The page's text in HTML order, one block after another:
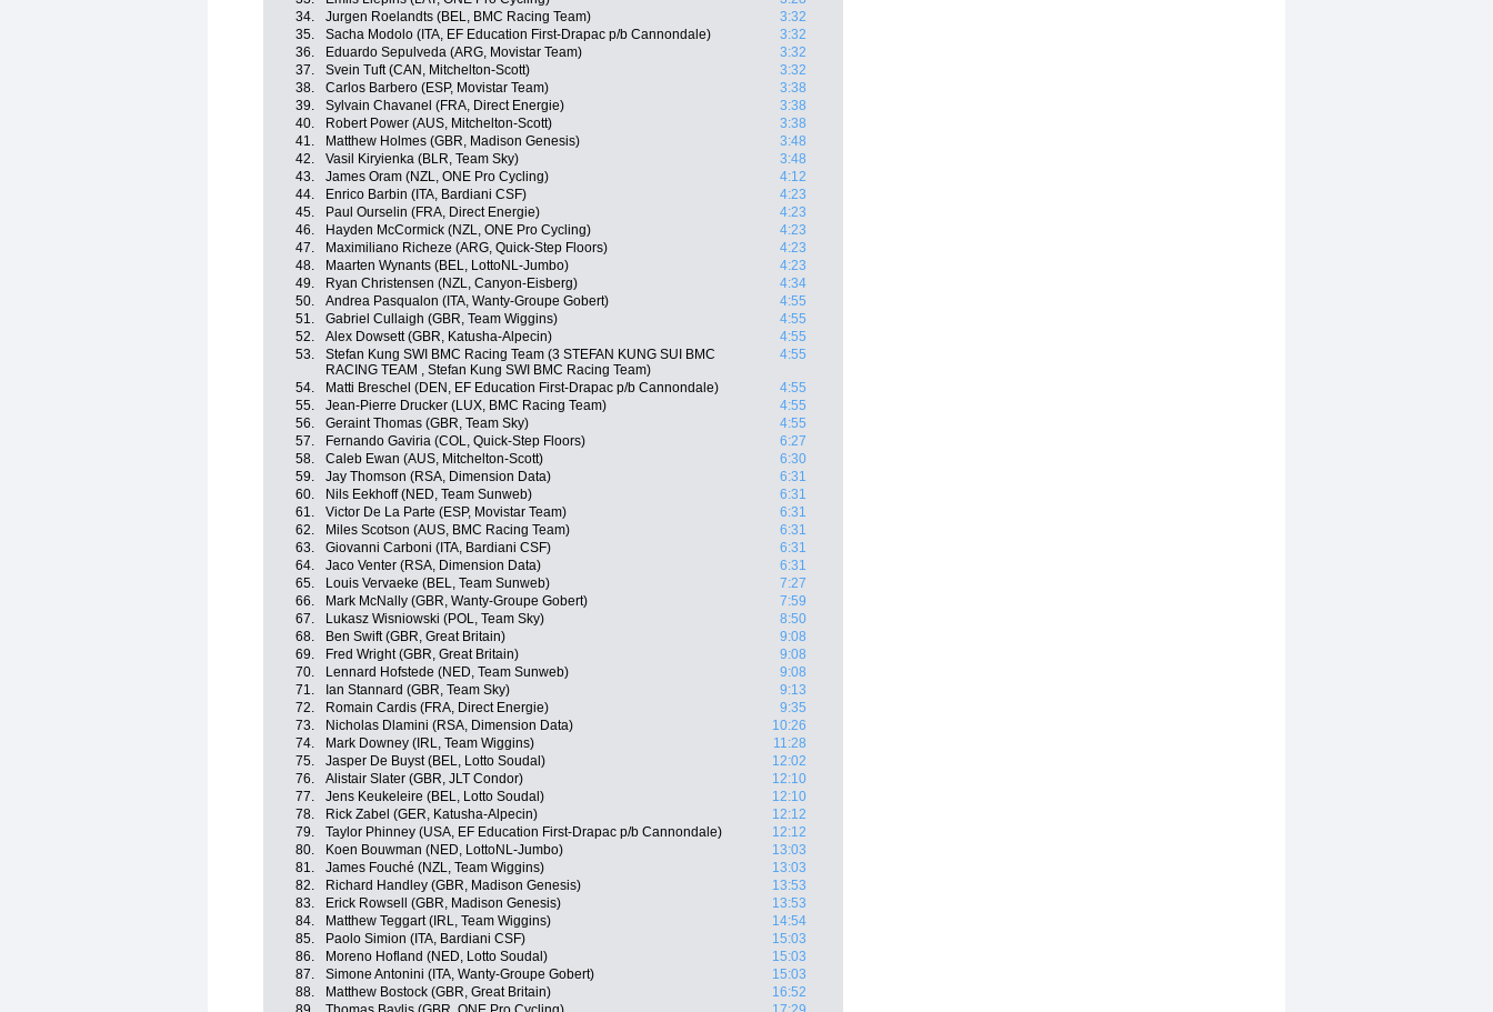
34.
Jurgen Roelandts (BEL, BMC Racing Team)
3:32
35.
Sacha Modolo (ITA, EF Education First-Drapac p/b Cannondale)
3:32
36.
Eduardo Sepulveda (ARG, Movistar Team)
3:32
37.
Svein Tuft (CAN, Mitchelton-Scott)
3:32
38.
Carlos Barbero (ESP, Movistar Team)
3:38
39.
Sylvain Chavanel (FRA, Direct Energie)
3:38
40.
Robert Power (AUS, Mitchelton-Scott)
3:38
41.
Matthew Holmes (GBR, Madison Genesis)
3:48
42.
Vasil Kiryienka (BLR, Team Sky)
3:48
43.
James Oram (NZL, ONE Pro Cycling)
4:12
44.
Enrico Barbin (ITA, Bardiani CSF)
4:23
45.
Paul Ourselin (FRA, Direct Energie)
4:23
46.
Hayden McCormick (NZL, ONE Pro Cycling)
4:23
47.
Maximiliano Richeze (ARG, Quick-Step Floors)
4:23
48.
Maarten Wynants (BEL, LottoNL-Jumbo)
4:23
49.
Ryan Christensen (NZL, Canyon-Eisberg)
4:34
50.
Andrea Pasqualon (ITA, Wanty-Groupe Gobert)
4:55
51.
Gabriel Cullaigh (GBR, Team Wiggins)
4:55
52.
Alex Dowsett (GBR, Katusha-Alpecin)
4:55
53.
Stefan Kung SWI BMC Racing Team (3 STEFAN KUNG SUI BMC
RACING TEAM , Stefan Kung SWI BMC Racing Team)
4:55
54. Matti Breschel (DEN, EF Education First-Drapac p/b Cannondale)
4:55
55.
Jean-Pierre Drucker (LUX, BMC Racing Team)
4:55
56.
Geraint Thomas (GBR, Team Sky)
4:55
57.
Fernando Gaviria (COL, Quick-Step Floors)
6:27
58.
Caleb Ewan (AUS, Mitchelton-Scott)
6:30
59.
Jay Thomson (RSA, Dimension Data)
6:31
60.
Nils Eekhoff (NED, Team Sunweb)
6:31
61.
Victor De La Parte (ESP, Movistar Team)
6:31
62.
Miles Scotson (AUS, BMC Racing Team)
6:31
63.
Giovanni Carboni (ITA, Bardiani CSF)
6:31
64.
Jaco Venter (RSA, Dimension Data)
6:31
65.
Louis Vervaeke (BEL, Team Sunweb)
7:27
66.
Mark McNally (GBR, Wanty-Groupe Gobert)
7:59
67.
Lukasz Wisniowski (POL, Team Sky)
8:50
68.
Ben Swift (GBR, Great Britain)
9:08
69.
Fred Wright (GBR, Great Britain)
9:08
70.
Lennard Hofstede (NED, Team Sunweb)
9:08
71.
Ian Stannard (GBR, Team Sky)
9:13
72.
Romain Cardis (FRA, Direct Energie)
9:35
73.
Nicholas Dlamini (RSA, Dimension Data)
10:26
74.
Mark Downey (IRL, Team Wiggins)
11:28
75.
Jasper De Buyst (BEL, Lotto Soudal)
12:02
76.
Alistair Slater (GBR, JLT Condor)
12:10
77.
Jens Keukeleire (BEL, Lotto Soudal)
12:10
78.
Rick Zabel (GER, Katusha-Alpecin)
12:12
79.
Taylor Phinney (USA, EF Education First-Drapac p/b Cannondale)
12:12
80.
Koen Bouwman (NED, LottoNL-Jumbo)
13:03
81.
James Fouché (NZL, Team Wiggins)
13:03
82.
Richard Handley (GBR, Madison Genesis)
13:53
83.
Erick Rowsell (GBR, Madison Genesis)
13:53
84.
Matthew Teggart (IRL, Team Wiggins)
14:54
85.
Paolo Simion (ITA, Bardiani CSF)
15:03
86.
Moreno Hofland (NED, Lotto Soudal)
15:03
87.
Simone Antonini (ITA, Wanty-Groupe Gobert)
15:03
88.
Matthew Bostock (GBR, Great Britain)
16:52